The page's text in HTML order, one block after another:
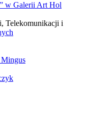
w Galerii Art Hol
Telekomunikacji i